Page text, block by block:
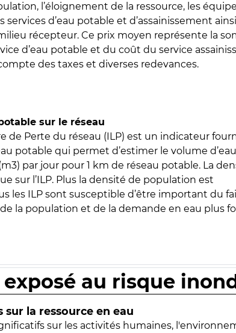
l’éloignement de la ressource, les
services d’eau potable et d’assainissement
récepteur. Ce prix moyen représente la
d’eau potable et du coût du service
des taxes et diverses redevances.
sur le réseau
de Perte du réseau (ILP) est un indicateur
potable qui permet d’estimer le volume d’eau
par jour pour 1 km de réseau potable. La
sur l’ILP. Plus la densité de population est
les ILP sont susceptible d’être important du
la population et de la demande en eau plus
au risque
la ressource en eau
sur les activités humaines,